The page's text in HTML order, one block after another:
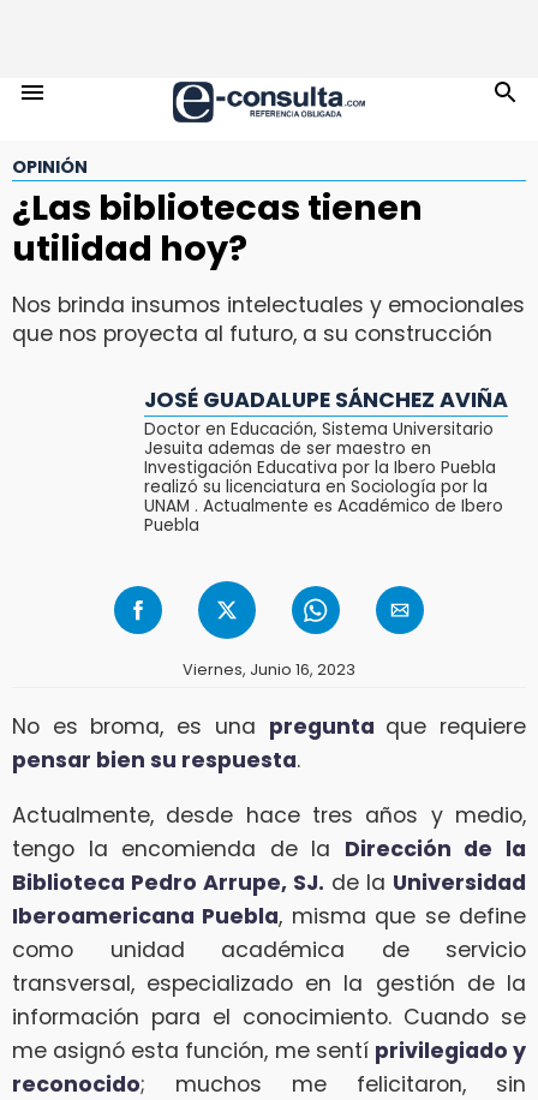
OPINIÓN
¿Las bibliotecas tienen
utilidad hoy?
Nos brinda insumos intelectuales y emocionales
que nos proyecta al futuro, a su construcción
JOSÉ GUADALUPE SÁNCHEZ AVIÑA
Doctor en Educación, Sistema Universitario
Jesuita ademas de ser maestro en
Investigación Educativa por la Ibero Puebla
realizó su licenciatura en Sociología por la
UNAM . Actualmente es Académico de Ibero
Puebla
Viernes, Junio 16, 2023
No es broma, es una pregunta que requiere
pensar bien su respuesta.
Actualmente, desde hace tres años y medio,
tengo la encomienda de la Dirección de la
Biblioteca Pedro Arrupe, SJ. de la Universidad
Iberoamericana Puebla, misma que se define
como unidad académica de servicio
transversal, especializado en la gestión de la
información para el conocimiento. Cuando se
me asignó esta función, me sentí privilegiado y
reconocido; muchos me felicitaron, sin